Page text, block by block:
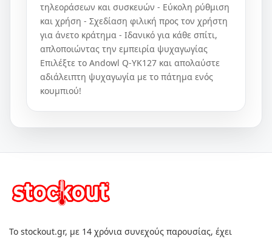
τηλεοράσεων και συσκευών - Εύκολη ρύθμιση
και χρήση - Σχεδίαση φιλική προς τον χρήστη
για άνετο κράτημα - Ιδανικό για κάθε σπίτι,
απλοποιώντας την εμπειρία ψυχαγωγίας
Επιλέξτε το Andowl Q-YK127 και απολαύστε
αδιάλειπτη ψυχαγωγία με το πάτημα ενός
κουμπιού!
Το stockout.gr, με 14 χρόνια συνεχούς παρουσίας, έχει